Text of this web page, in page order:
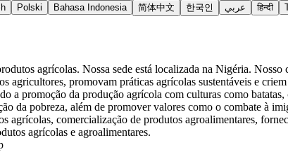
Polski Bahasa Indonesia 简体中文 한국인 عربي हिन्दी
agrícolas. Nossa sede está localizada na Nigéria.
agricultores, promovam práticas agrícolas sustentáveis e
a promoção da produção agrícola com culturas como
da pobreza, além de promover valores como o combate à
agrícolas, comercialização de produtos agroalimentares,
agrícolas e agroalimentares.